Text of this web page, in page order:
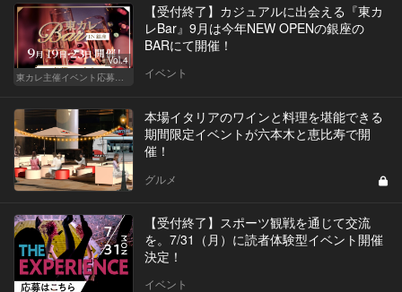
Vol.4
東カレ主催イベント応募詳細記事一覧
【受付終了】カジュアルに出会える『東カ
レBar』9月は今年NEW OPENの銀座の
BARにて開催！
イベント
本場イタリアのワインと料理を堪能できる
期間限定イベントが六本木と恵比寿で開
催！
グルメ
【受付終了】スポーツ観戦を通じて交流
を。7/31（月）に読者体験型イベント開催
決定！
イベント